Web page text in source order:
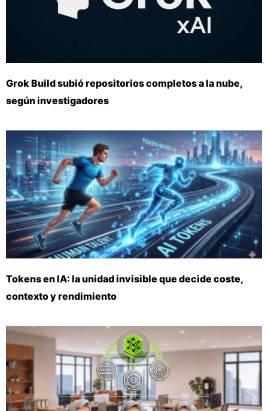
Grok Build subió repositorios completos a la nube,
según investigadores
Tokens en IA: la unidad invisible que decide coste,
contexto y rendimiento